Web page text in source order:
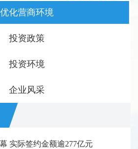
优化营商环境
投资政策
投资环境
企业风采
实际签约金额逾277亿元